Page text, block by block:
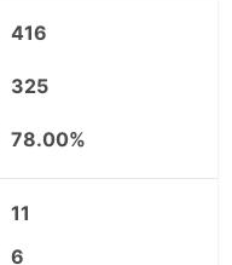
416
325
78.00%
11
6